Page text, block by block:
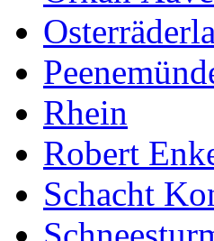
Rhein
Robert
Schacht